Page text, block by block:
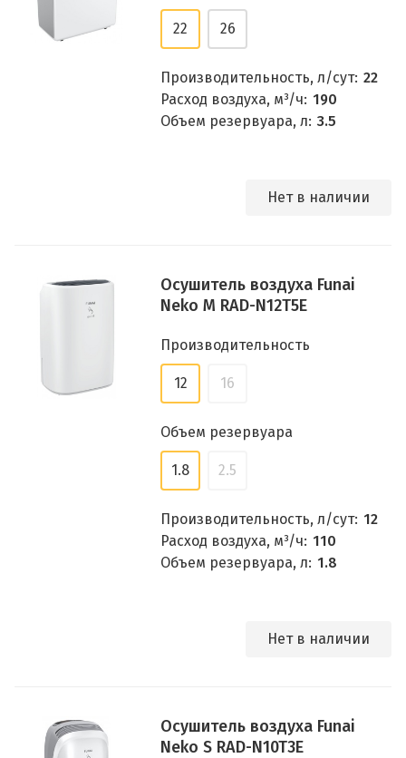
22 26
Производительность, л/сут: 22
Расход воздуха, м³/ч: 190
Объем резервуара, л: 3.5
Нет в наличии
Осушитель воздуха Funai
Neko M RAD-N12T5E
Производительность
12 16
Объем резервуара
1.8 2.5
Производительность, л/сут: 12
Расход воздуха, м³/ч: 110
Объем резервуара, л: 1.8
Нет в наличии
Осушитель воздуха Funai
Neko S RAD-N10T3E